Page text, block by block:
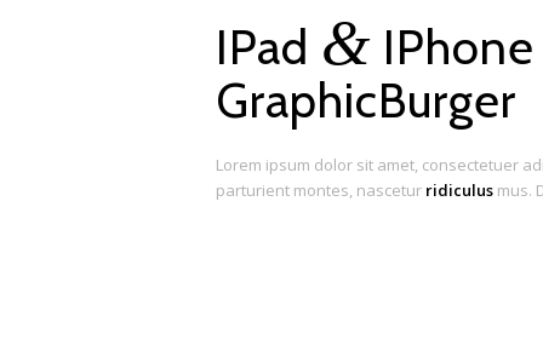
IPad &IPhone
GraphicBurger
Lorem ipsum dolor sit amet, consectetuer
parturient montes, nascetur ridiculusmus.